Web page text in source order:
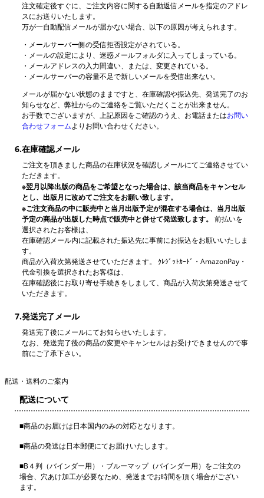
注文確定後すぐに、ご注文内容に関する自動返信メールを指定のアドレ
スにお送りいたします。
万が一自動配信メールが届かない場合、以下の原因が考えられます。
・メールサーバー側の受信拒否設定がされている。
・メールの設定により、迷惑メールフォルダに入ってしまっている。
・メールアドレスの入力間違い、または、変更されている。
・メールサーバーの容量不足で新しいメールを受信出来ない。
メールが届かない状態のままですと、在庫確認や振込先、発送完了のお
知らせなど、弊社からのご連絡をご覧いただくことが出来ません。
お手数でございますが、上記原因をご確認のうえ、お電話またはお問い
合わせフォームよりお問い合わせください。
6.在庫確認メール
ご注文を頂きました商品の在庫状況を確認しメールにてご連絡させてい
ただきます。
※翌月以降出版の商品をご希望となった場合は、該当商品をキャンセル
とし、出版月に改めてご注文をお願い致します。
※ご注文商品の中に販売中と当月出版予定が混在する場合は、当月出版
予定の商品が出版した時点で販売中と併せて発送致します。
前払いを
選択されたお客様は、
在庫確認メール内に記載された振込先に事前にお振込をお願いいたしま
す。
商品が入荷次第発送させていただきます。ｸﾚｼﾞｯﾄｶｰﾄﾞ・AmazonPay・
代金引換を選択されたお客様は、
在庫確認後にお取り寄せ手続きをしまして、商品が入荷次第発送させて
いただきます。
7.発送完了メール
発送完了後にメールにてお知らせいたします。
なお、発送完了後の商品の変更やキャンセルはお受けできませんので事
前にご了承下さい。
配送・送料のご案内
配送について
■商品のお届けは日本国内のみの対応となります。
■商品の発送は日本郵便にてお届けいたします。
■B４判（バインダー用）・ブルーマップ（バインダー用）をご注文の
場合、穴あけ加工が必要なため、発送までお時間を頂く場合がござい
ます。